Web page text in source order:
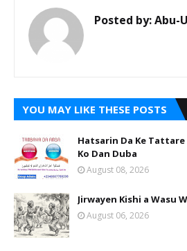
Posted by:Abu-
YOU MAY LIKE THESE POSTS
Hatsarin Da Ke Tattare
Ko Dan Duba
August 08, 2026
Jirwayen Kishi a Wasu
August 06, 2026